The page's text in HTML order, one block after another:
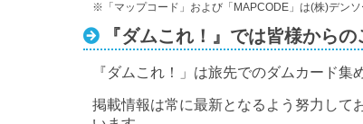
※「マップコード」および「MAPCODE」は(株)デンソ
『ダムこれ！』では皆様から
『ダムこれ！」は旅先でのダムカード
掲載情報は常に最新となるよう努力して